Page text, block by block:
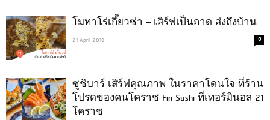
โมทาโร่เกี๊ยวซ่า – เสิร์ฟเป็นถาด ส่งถึงบ้าน
21 April 2018 0
ซูชิบาร์ เสิร์ฟคุณภาพ ในราคาโดนใจ ที่ร้าน
โปรดของคนโคราช Fin Sushi ที่เทอร์มินอล 21
โคราช